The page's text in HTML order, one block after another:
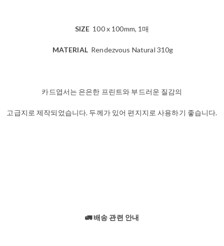
SIZE 100 x 100mm, 1매
MATERIAL Rendezvous Natural 310g
카드엽서는 은은한 프린트와 부드러운 질감의
고급지로 제작되었습니다. 두께가 있어 편지지로 사용하기 좋습니다.
🚛 배송 관련 안내